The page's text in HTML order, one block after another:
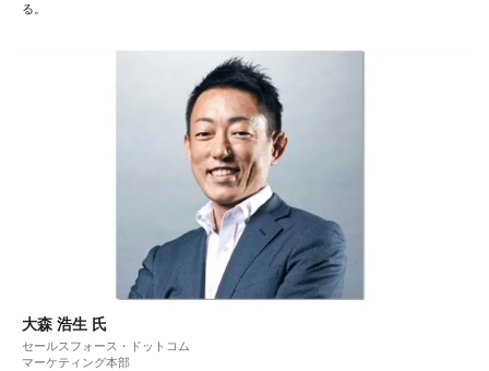
る。
大森 浩生 氏
セールスフォース・ドットコム
マーケティング本部